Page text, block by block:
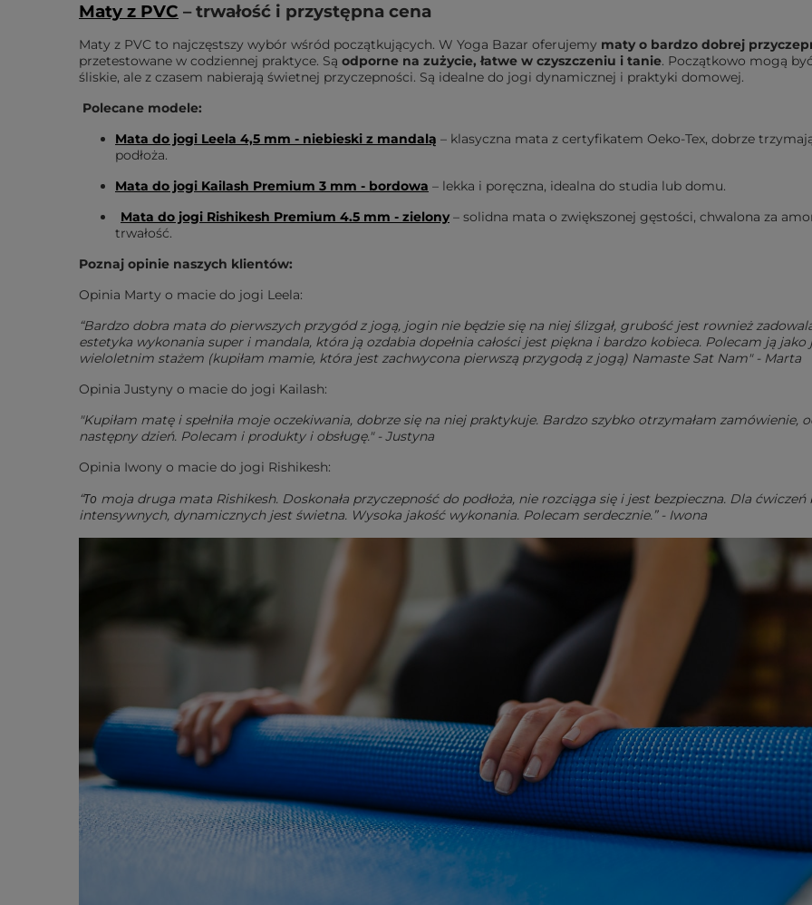
Maty z PVC – trwałość i przystępna cena
Maty z PVC to najczęstszy wybór wśród początkujących. W Yoga Bazar oferujemy maty o bardzo dobrej
przetestowane w codziennej praktyce. Są odporne na zużycie, łatwe w czyszczeniu i tanie. Początkowo mogą
śliskie, ale z czasem nabierają świetnej przyczepności. Są idealne do jogi dynamicznej i praktyki domowej.
Polecane modele:
Mata do jogi Leela 4,5 mm - niebieski z mandalą – klasyczna mata z certyfikatem Oeko-Tex, dobrze
podłoża.
Mata do jogi Kailash Premium 3 mm - bordowa – lekka i poręczna, idealna do studia lub domu.
Mata do jogi Rishikesh Premium 4.5 mm - zielony– solidna mata o zwiększonej gęstości, chwalona za
trwałość.
Poznaj opinie naszych klientów:
Opinia Marty o macie do jogi Leela:
“Bardzo dobra mata do pierwszych przygód z jogą, jogin nie będzie się na niej ślizgał, grubość jest rownież
estetyka wykonania super i mandala, która ją ozdabia dopełnia całości jest piękna i bardzo kobieca. Polecam ją jako
wieloletnim stażem (kupiłam mamie, która jest zachwycona pierwszą przygodą z jogą) Namaste Sat Nam" - Marta
Opinia Justyny o macie do jogi Kailash:
"Kupiłam matę i spełniła moje oczekiwania, dobrze się na niej praktykuje. Bardzo szybko otrzymałam zamówienie,
następny dzień. Polecam i produkty i obsługę." - Justyna
Opinia Iwony o macie do jogi Rishikesh:
“Το moja druga mata Rishikesh. Doskonała przyczepność do podłoża, nie rozciąga się i jest bezpieczna. Dla ćwiczeń
intensywnych, dynamicznych jest świetna. Wysoka jakość wykonania. Polecam serdecznie.” - Iwona